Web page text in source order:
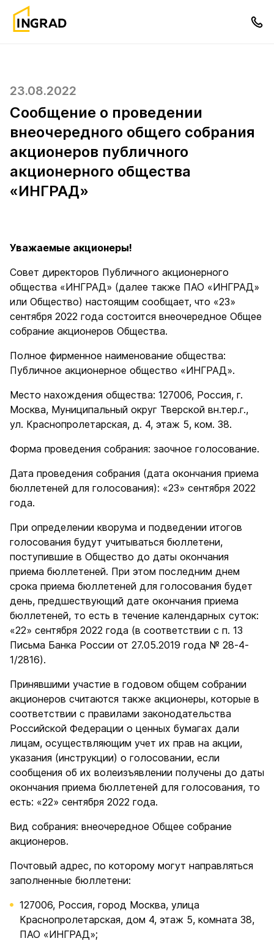
23.08.2022
Сообщение о проведении
внеочередного общего собрания
акционеров публичного
акционерного общества
«ИНГРАД»
Уважаемые акционеры!
Совет директоров Публичного акционерного
общества «ИНГРАД» (далее также ПАО «ИНГРАД»
или Общество) настоящим сообщает, что «23»
сентября 2022 года состоится внеочередное Общее
собрание акционеров Общества.
Полное фирменное наименование общества:
Публичное акционерное общество «ИНГРАД».
Место нахождения общества: 127006, Россия, г.
Москва, Муниципальный округ Тверской вн.тер.г.,
ул. Краснопролетарская, д. 4, этаж 5, ком. 38.
Форма проведения собрания: заочное голосование.
Дата проведения собрания (дата окончания приема
бюллетеней для голосования): «23» сентября 2022
года.
При определении кворума и подведении итогов
голосования будут учитываться бюллетени,
поступившие в Общество до даты окончания
приема бюллетеней. При этом последним днем
срока приема бюллетеней для голосования будет
день, предшествующий дате окончания приема
бюллетеней, то есть в течение календарных суток:
«22» сентября 2022 года (в соответствии с п. 13
Письма Банка России от 27.05.2019 года № 28-4-
1/2816).
Принявшими участие в годовом общем собрании
акционеров считаются также акционеры, которые в
соответствии с правилами законодательства
Российской Федерации о ценных бумагах дали
лицам, осуществляющим учет их прав на акции,
указания (инструкции) о голосовании, если
сообщения об их волеизъявлении получены до даты
окончания приема бюллетеней для голосования, то
есть: «22» сентября 2022 года.
Вид собрания: внеочередное Общее собрание
акционеров.
Почтовый адрес, по которому могут направляться
заполненные бюллетени:
127006, Россия, город Москва, улица
Краснопролетарская, дом 4, этаж 5, комната 38,
ПАО «ИНГРАД»;